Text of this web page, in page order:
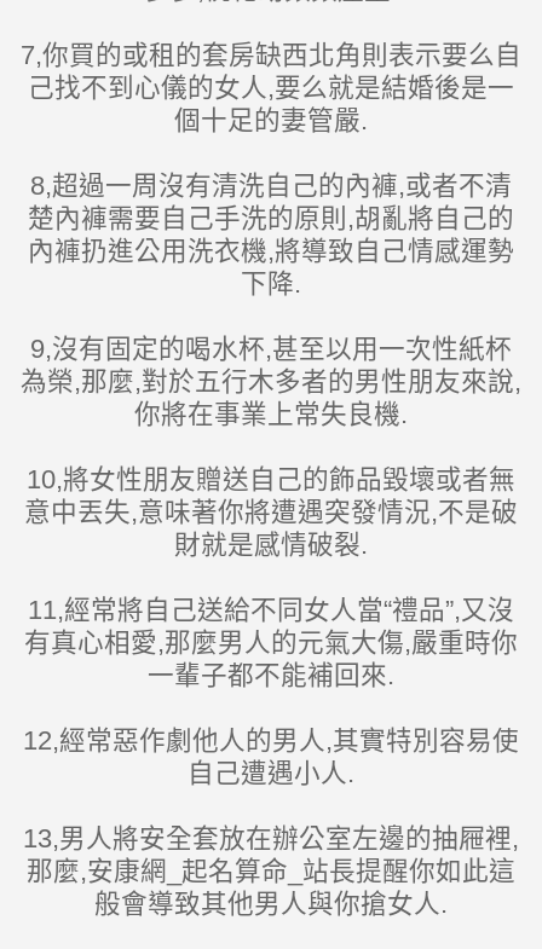
7,你買的或租的套房缺西北角則表示要么自
己找不到心儀的女人,要么就是結婚後是一
個十足的妻管嚴.
8,超過一周沒有清洗自己的內褲,或者不清
楚內褲需要自己手洗的原則,胡亂將自己的
內褲扔進公用洗衣機,將導致自己情感運勢
下降.
9,沒有固定的喝水杯,甚至以用一次性紙杯
為榮,那麼,對於五行木多者的男性朋友來說,
你將在事業上常失良機.
10,將女性朋友贈送自己的飾品毀壞或者無
意中丟失,意味著你將遭遇突發情況,不是破
財就是感情破裂.
11,經常將自己送給不同女人當“禮品”,又沒
有真心相愛,那麼男人的元氣大傷,嚴重時你
一輩子都不能補回來.
12,經常惡作劇他人的男人,其實特別容易使
自己遭遇小人.
13,男人將安全套放在辦公室左邊的抽屜裡,
那麼,安康網_起名算命_站長提醒你如此這
般會導致其他男人與你搶女人.